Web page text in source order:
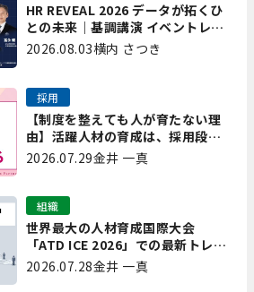
HR REVEAL 2026 データが拓くひ
との未来｜基調講演 イベントレポ
ート後編
2026.08.03横内 さつき
【制度を整えても人が育たない理
由】活躍人材の育成は、採用段階
で8割決まっている｜プレシャスパ
ートナーズ矢野
採用
2026.07.29金井 一真
世界最大の人材育成国際大会
「ATD ICE 2026」での最新トレン
ドと成功事例｜「重要で実用的
な、日本にも合う」ホットトピッ
組織
2026.07.28金井 一真